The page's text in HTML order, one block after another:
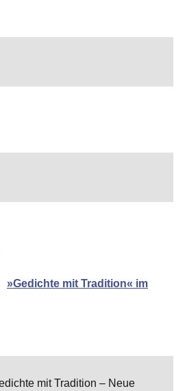
»Gedichte mit Tradition« im
mit Tradition – Neue